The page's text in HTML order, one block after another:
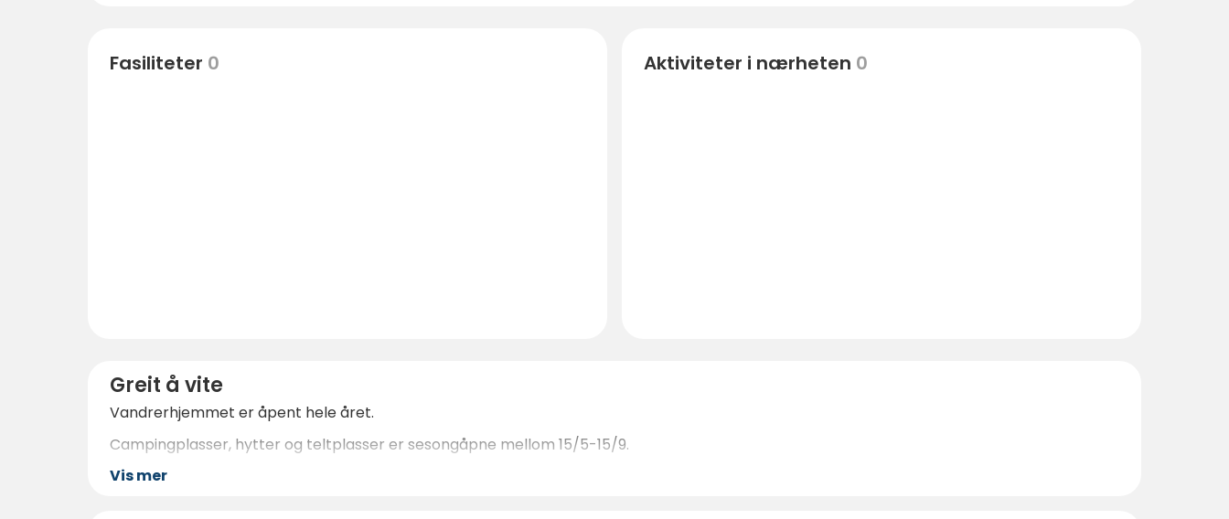
Fasiliteter 0 Aktiviteter i nærheten 0
Greit å vite
Vandrerhjemmet er åpent hele året.
Campingplasser, hytter og teltplasser er sesongåpne mellom 15/5-15/9.
Vis mer